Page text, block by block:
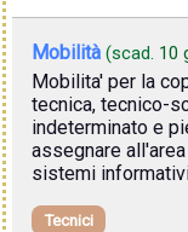
Mobilità (scad. 10
Mobilita' per la
tecnica, tecnico-
indeterminato e
assegnare
sistemi
Tecnici